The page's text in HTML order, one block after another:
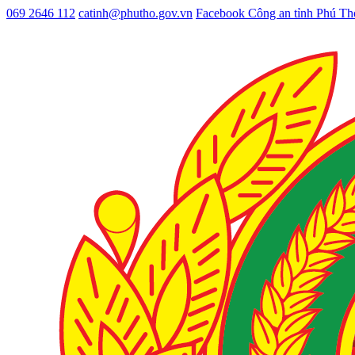
069 2646 112 catinh@phutho.gov.vn Facebook Công an tỉnh Phú